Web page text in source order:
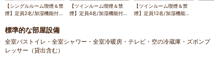
【シングルルーム喫煙＆禁
煙】定員2名/加湿機能付空
wi-fi/
【ツインルーム喫煙＆禁
煙】定員4名/加湿機能付空
【ツインルーム喫煙＆禁
煙】定員12名/加湿機能付
標準的な部屋設備
全室バストイレ・全室シャワー・全室冷暖房・テレビ・空の冷蔵庫・ズボンプ
レッサー（貸出含む）